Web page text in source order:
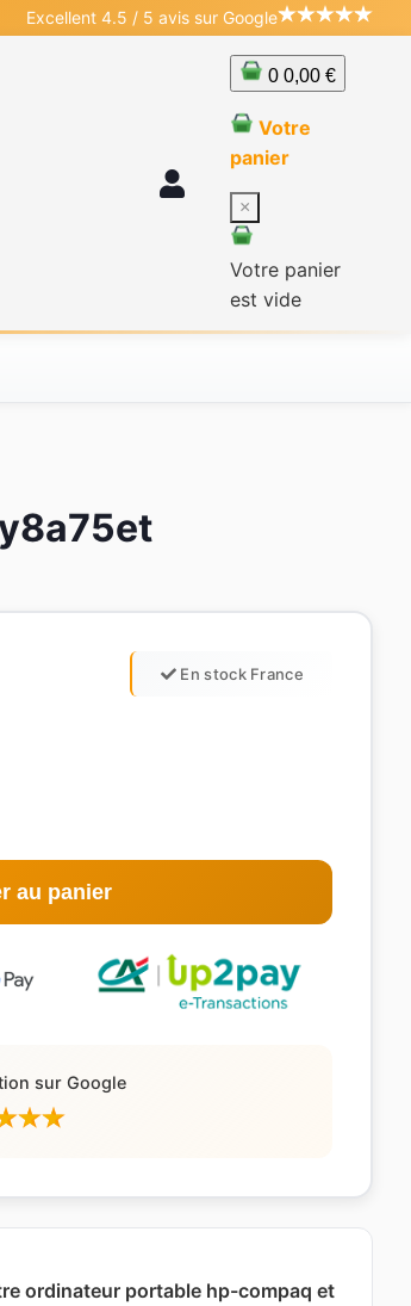
Excellent 4.5 / 5 avis sur Google
0 0,00 €
Votre
panier
×
Votre panier
est vide
En stock France
au panier
sur Google
ordinateur portable hp-compaq et